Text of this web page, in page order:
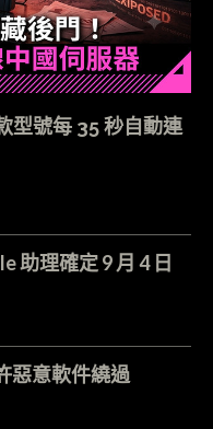
型號每 35 秒自動連
助理確定 9 月 4 日
惡意軟件繞過